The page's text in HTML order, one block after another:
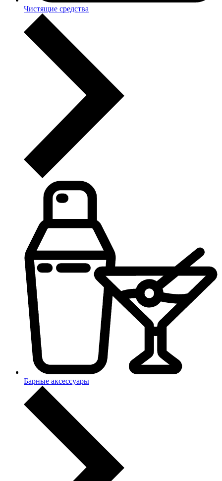
Чистящие средства
Барные аксессуары